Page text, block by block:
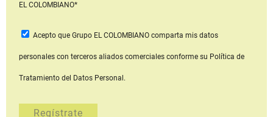
EL COLOMBIANO*
Acepto que Grupo EL COLOMBIANOcomparta mis datos
personales con terceros aliados comerciales conforme su Política de
Tratamiento del Datos Personal.